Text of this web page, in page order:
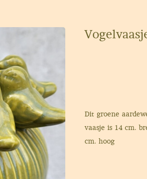
Dit groene
vaasje is 14 cm.
cm. hoog